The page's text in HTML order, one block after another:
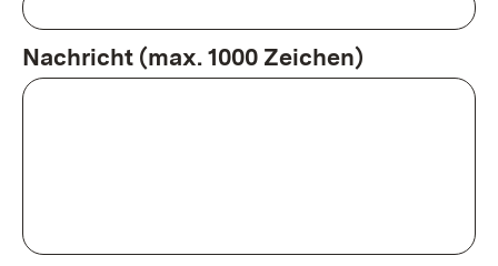
Nachricht (max. 1000 Zeichen)